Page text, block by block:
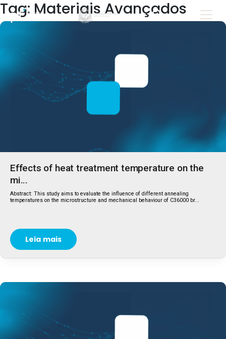
Tag: Materiais Avançados
Effects of heat treatment temperature on the
mi...
Abstract: This study aims to evaluate the influence of different annealing
temperatures on the microstructure and mechanical behaviour of C36000 br...
Leia mais